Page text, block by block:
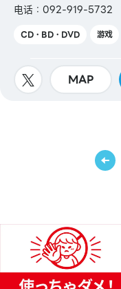
电话：092-919-5732
CD・BD・DVD 游戏
MAP